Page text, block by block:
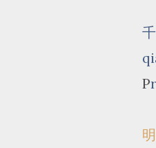
P